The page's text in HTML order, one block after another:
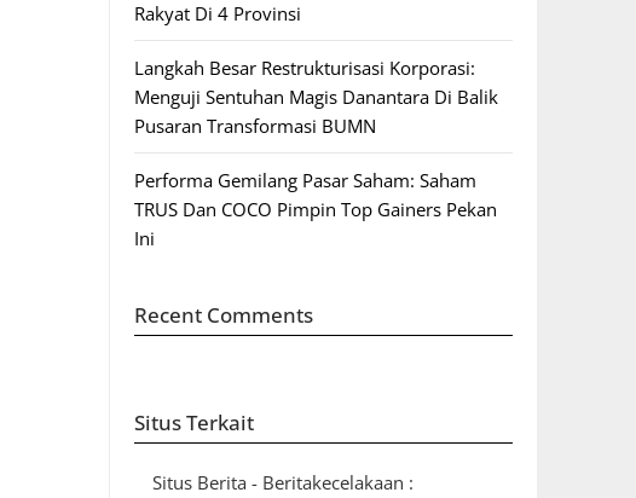
Rakyat Di 4 Provinsi
Langkah Besar Restrukturisasi Korporasi:
Menguji Sentuhan Magis Danantara Di Balik
Pusaran Transformasi BUMN
Performa Gemilang Pasar Saham: Saham
TRUS Dan COCO Pimpin Top Gainers Pekan
Ini
Recent Comments
Situs Terkait
Situs Berita - Beritakecelakaan :